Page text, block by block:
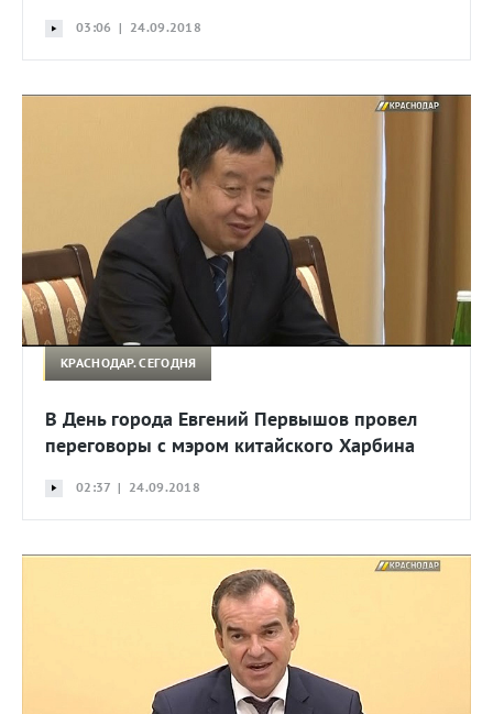
03:06 | 24.09.2018
КРАСНОДАР. СЕГОДНЯ
В День города Евгений Первышов провел
переговоры с мэром китайского Харбина
02:37 | 24.09.2018